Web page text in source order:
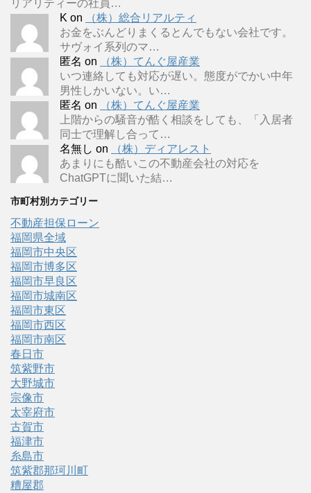
リアリティーの社員…
K on
（株）総合リアルティ
お金をぶんどりまくるとんでもない会社です。
サヴォイ系列のマ…
匿名 on
（株）てんぐ屋産業
いつ連絡しても対応が遅い。態度がでかい中年
男性しかいない。い…
匿名 on
（株）てんぐ屋産業
上階からの騒音が酷く相談をしても、「入居者
同士で理解し合って…
名無し on
（株）ディアレスト
あまりにも酷いこの不動産会社の対応を
ChatGPTに聞いた結…
市町村別カテゴリー
不動産担保ローン
福岡県全域
福岡市中央区
福岡市博多区
福岡市早良区
福岡市城南区
福岡市東区
福岡市西区
福岡市南区
春日市
筑紫野市
大野城市
宗像市
太宰府市
古賀市
福津市
糸島市
筑紫郡那珂川町
糟屋郡